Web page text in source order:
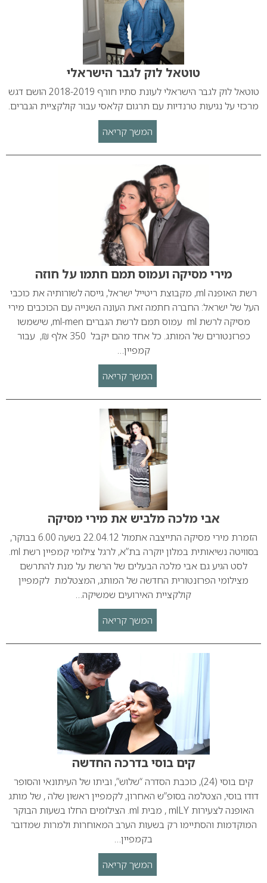
טוטאל לוק לגבר הישראלי
טוטאל לוק לגבר הישראלי לעונת סתיו חורף 2018-2019 הושם דגש
מרכזי על נגיעות טרנדיות עם תרגום קלאסי עבור קולקציית הגברים.
המשך קריאה
מירי מסיקה ועמוס תמם חתמו על חוזה
רשת האופנה ml, מקבוצת ריטייל ישראל, גייסה לשורותיה את כוכבי
העל של ישראל: החברה חתמה זאת העונה השנייה עם הכוכבים מירי
מסיקה לרשת ml עמוס תמם לרשת הגברים ml-men, שישמשו
כפרזנטורים של המותג. כל אחד מהם יקבל 350 אלף ₪, עבור
קמפיין…
המשך קריאה
אבי מלכה מלביש את מירי מסיקה
הזמרת מירי מסיקה התייצבה אתמול 22.04.12 בשעה 6.00 בבוקר,
בסוויטה נשיאותית במלון יוקרה בת”א, לרגל צילומי קמפיין רשת ml.
לסט הגיע גם אבי מלכה הבעלים של הרשת על מנת להתרשם
מצילומי הפרזנטורית החדשה של המותג, המצטלמת לקמפיין
קולקציית האירועים שמשיקה…
המשך קריאה
קים בוסי בדרכה החדשה
קים בוסי (24), כוכבת הסדרה “שלוש”, וביתו של העיתונאי והסופר
דודו בוסי, הצטלמה בסופ”ש האחרון, לקמפיין ראשון שלה , של מותג
האופנה לצעירות mlLY , מבית ml. הצילומים החלו בשעות הבוקר
המוקדמות והסתיימו רק בשעות הערב המאוחרות ולמרות שמדובר
בקמפיין…
המשך קריאה